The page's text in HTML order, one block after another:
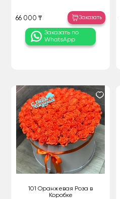
66 000 ₸ Заказать
Заказать по
WhatsApp
101 Оранжевая Роза в
Коробке